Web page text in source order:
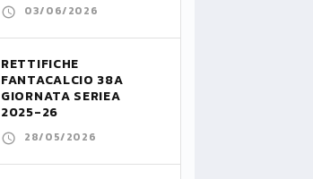
03/06/2026
RETTIFICHE
FANTACALCIO 38A
GIORNATA SERIEA
2025-26
28/05/2026